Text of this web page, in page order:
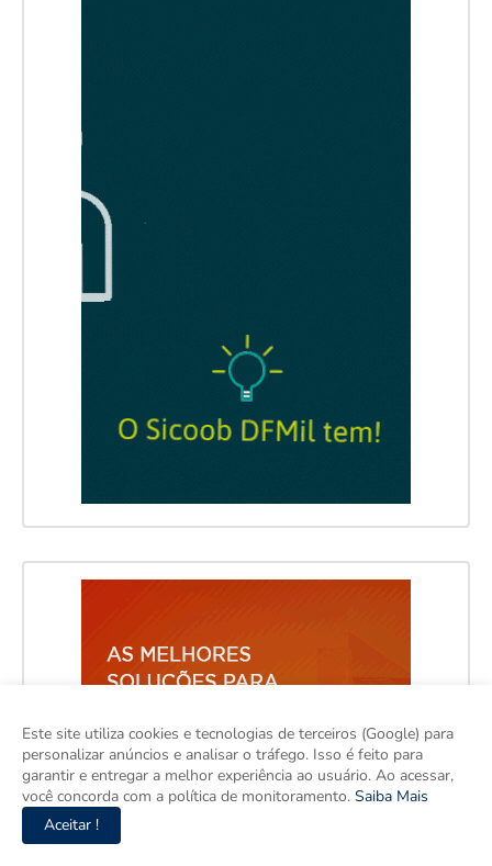
Este site utiliza cookies e tecnologias de terceiros (Google) para
personalizar anúncios e analisar o tráfego. Isso é feito para
garantir e entregar a melhor experiência ao usuário. Ao acessar,
você concorda com a política de monitoramento. Saiba Mais
Aceitar !